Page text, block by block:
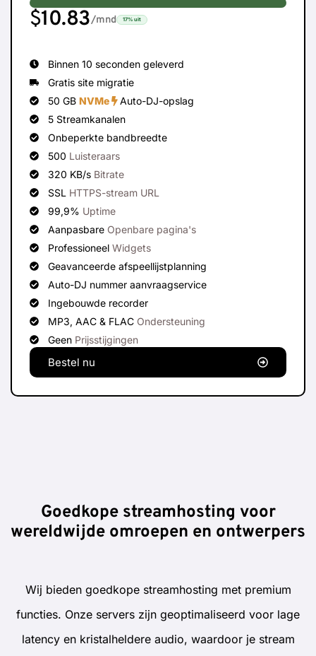
$10.83/mnd 17%uit
Binnen 10 seconden geleverd
Gratis site migratie
50 GBNVMe
Auto-DJ-opslag
5 Streamkanalen
Onbeperkte bandbreedte
500 Luisteraars
320 KB/s Bitrate
SSL HTTPS-stream URL
99,9% Uptime
Aanpasbare Openbare pagina's
ProfessioneelWidgets
Geavanceerde afspeellijstplanning
Auto-DJ nummer aanvraagservice
Ingebouwde recorder
MP3, AAC & FLAC Ondersteuning
Geen Prijsstijgingen
Bestel nu
Goedkope streamhosting voor
wereldwijde omroepen en ontwerpers
Wij bieden goedkope streamhosting met premium
functies. Onze servers zijn geoptimaliseerd voor lage
latency en kristalheldere audio, waardoor je stream